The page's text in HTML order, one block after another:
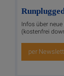
Infos über
(kostenfrei
per